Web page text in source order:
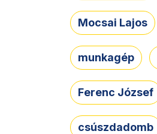
Mocsai Lajos
munkagép
Ferenc József
csúszdadomb